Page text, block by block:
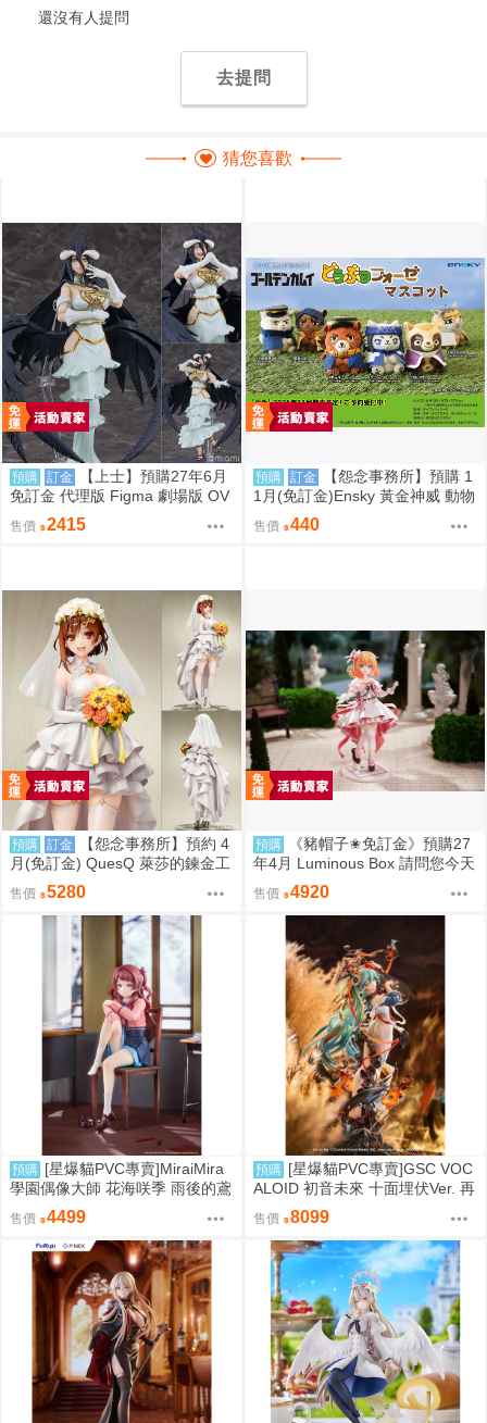
還沒有人提問
去提問
猜您喜歡
預購 訂金
【上士】預購27年6月
免訂金 代理版 Figma 劇場版 OV
ERLORD 聖王國篇 雅兒貝德
售價 2415
預購 訂金
【怨念事務所】預購 1
1月(免訂金)Ensky 黃金神威 動物
模樣坐姿娃吊飾 布偶 第1彈 6款
分售 三次再販 0816
售價 440
預購 訂金
【怨念事務所】預約 4
月(免訂金) QuesQ 萊莎的鍊金工
房 萊莎琳 斯托特 婚紗禮服Ver 1/
7 1025
售價 5280
預購
《豬帽子✬免訂金》預購27
年4月 Luminous Box 請問您今天
要來點兔子嗎？ 心愛 禮服Ver 1/
7 0906
售價 4920
預購 [星爆貓PVC專賣]MiraiMira
學園偶像大師 花海咲季 雨後的鳶
尾花 特訓前Ver. 1/7 預計2027/07
到貨
售價 4499
預購 [星爆貓PVC專賣]GSC VOC
ALOID 初音未來 十面埋伏Ver. 再
版 預計2027/10到貨
售價 8099